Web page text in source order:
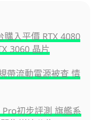
入平價 RTX 4080
3060 晶片
帶流動電源被查 情
初步評測 旗艦系